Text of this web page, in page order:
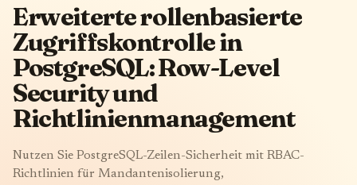
Erweiterte rollenbasierte
Zugriffskontrolle in
PostgreSQL: Row-Level
Security und
Richtlinienmanagement
Nutzen Sie PostgreSQL-Zeilen-Sicherheit mit RBAC-
Richtlinien für Mandantenisolierung,